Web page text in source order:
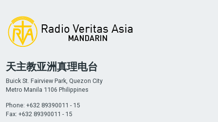
天主教亚洲真理电台
Buick St. Fairview Park, Quezon City
Metro Manila 1106 Philippines
Phone: +632 89390011 - 15
Fax: +632 89390011 - 15